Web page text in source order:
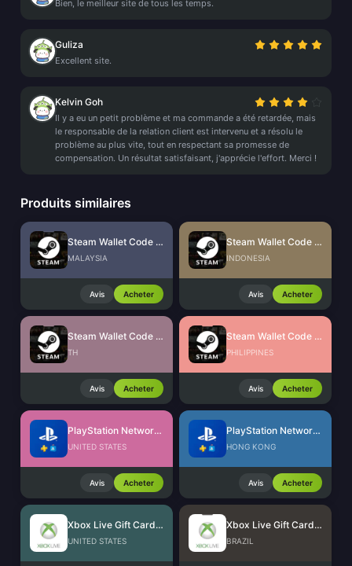
Bien, le meilleur site de tous les temps.
Guliza
Excellent site.
Kelvin Goh
Il y a eu un petit problème et ma commande a été retardée, mais
le responsable de la relation client est intervenu et a résolu le
problème au plus vite, tout en respectant sa promesse de
compensation. Un résultat satisfaisant, j'apprécie l'effort. Merci !
Produits similaires
Steam Wallet Code (MYR)
MALAYSIA
Avis Acheter
Steam Wallet Code (IDR)
INDONESIA
Avis Acheter
Steam Wallet Code (THB)
TH
Avis Acheter
Steam Wallet Code (PHP)
PHILIPPINES
Avis Acheter
PlayStation Network Card (US)
UNITED STATES
Avis Acheter
PlayStation Network Card (HK)
HONG KONG
Avis Acheter
Xbox Live Gift Card (US)
UNITED STATES
Xbox Live Gift Card (BR)
BRAZIL